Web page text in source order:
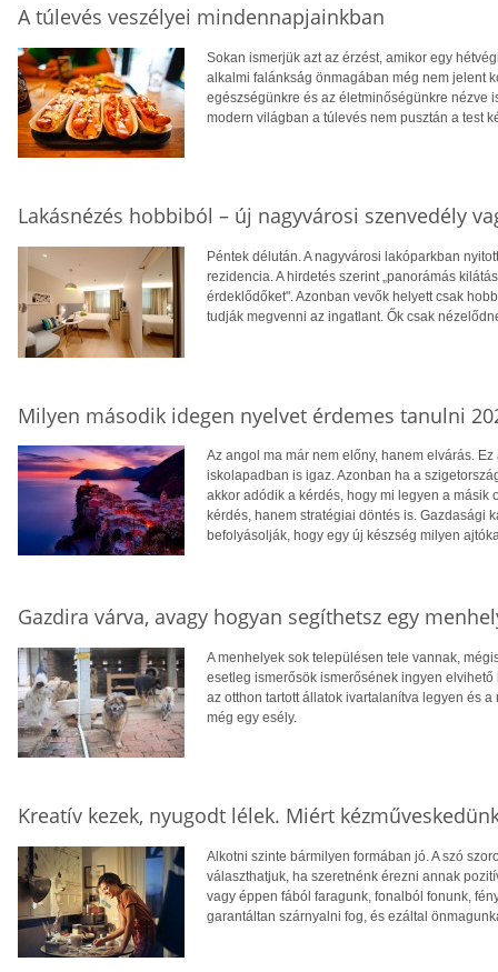
A túlevés veszélyei mindennapjainkban
Sokan ismerjük azt az érzést, amikor egy
alkalmi falánkság önmagában még nem jelent
egészségünkre és az életminőségünkre nézve
modern világban a túlevés nem pusztán a test
Lakásnézés hobbiból – új nagyvárosi szenvedély
Péntek délután. A nagyvárosi lakóparkban
rezidencia. A hirdetés szerint „panorámás
érdeklődőket". Azonban vevők helyett csak
tudják megvenni az ingatlant. Ők csak
Milyen második idegen nyelvet érdemes tanulni
Az angol ma már nem előny, hanem elvárás.
iskolapadban is igaz. Azonban ha a
akkor adódik a kérdés, hogy mi legyen a másik
kérdés, hanem stratégiai döntés is. Gazdasági
befolyásolják, hogy egy új készség milyen
Gazdira várva, avagy hogyan segíthetsz egy
A menhelyek sok településen tele vannak,
esetleg ismerősök ismerősének ingyen
az otthon tartott állatok ivartalanítva legyen és
még egy esély.
Kreatív kezek, nyugodt lélek. Miért
Alkotni szinte bármilyen formában jó. A szó
választhatjuk, ha szeretnénk érezni annak
vagy éppen fából faragunk, fonalból fonunk,
garantáltan szárnyalni fog, és ezáltal